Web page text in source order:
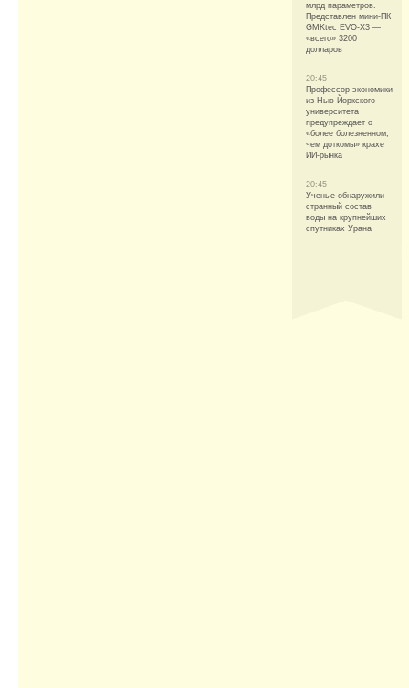
млрд параметров.
Представлен мини-ПК
GMKtec EVO-X3 —
«всего» 3200
долларов
20:45
Профессор экономики
из Нью-Йоркского
университета
предупреждает о
«более болезненном,
чем доткомы» крахе
ИИ-рынка
20:45
Ученые обнаружили
странный состав
воды на крупнейших
спутниках Урана